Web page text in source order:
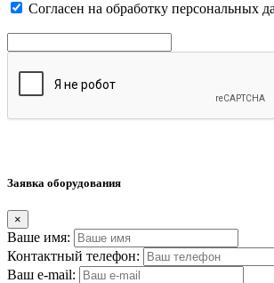
Cогласен на обработку персональных
Заявка оборудования
×
Ваше имя:
Контактный телефон:
Ваш e-mail: